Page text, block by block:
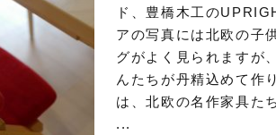
ド、豊橋木工の
アの写真には北欧の子
グがよく見られますが
んたちが丹精込めて作
は、北欧の名作家具た
...